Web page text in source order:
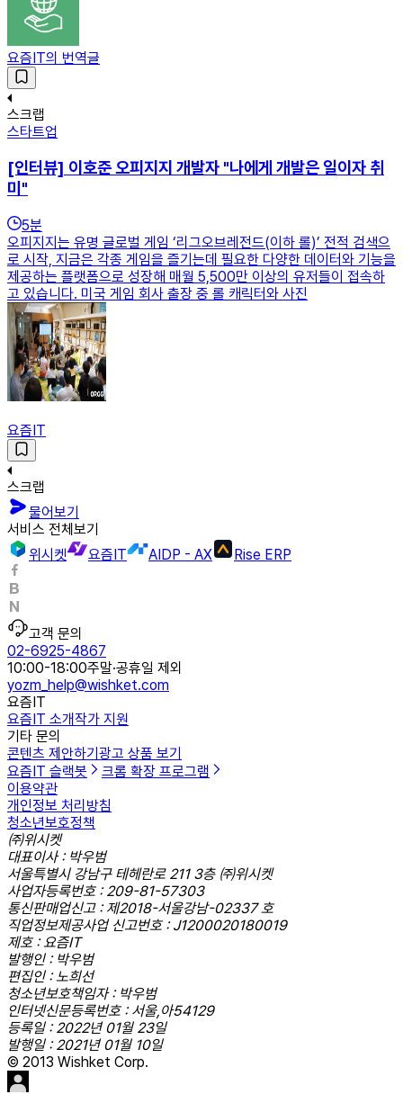
요즘IT의 번역글
스크랩
스타트업
[인터뷰] 이호준 오피지지 개발자 "나에게 개발은 일이자 취
미"
5분
오피지지는 유명 글로벌 게임 ‘리그오브레전드(이하 롤)’ 전적 검색으
로 시작, 지금은 각종 게임을 즐기는데 필요한 다양한 데이터와 기능을
제공하는 플랫폼으로 성장해 매월 5,500만 이상의 유저들이 접속하
고 있습니다. 미국 게임 회사 출장 중 롤 캐릭터와 사진
요즘IT
스크랩
물어보기
서비스 전체보기
위시켓
요즘IT AIDP - AX Rise ERP
고객 문의
02-6925-4867
10:00-18:00주말·공휴일 제외
yozm_help@wishket.com
요즘IT
요즘IT 소개작가 지원
기타 문의
콘텐츠 제안하기광고 상품 보기
요즘IT 슬랙봇
크롬 확장 프로그램
이용약관
개인정보 처리방침
청소년보호정책
㈜위시켓
대표이사 : 박우범
서울특별시 강남구 테헤란로 211 3층 ㈜위시켓
사업자등록번호 : 209-81-57303
통신판매업신고 : 제2018-서울강남-02337 호
직업정보제공사업 신고번호 : J1200020180019
제호 : 요즘IT
발행인 : 박우범
편집인 : 노희선
청소년보호책임자 : 박우범
인터넷신문등록번호 : 서울,아54129
등록일 : 2022년 01월 23일
발행일 : 2021년 01월 10일
© 2013 Wishket Corp.